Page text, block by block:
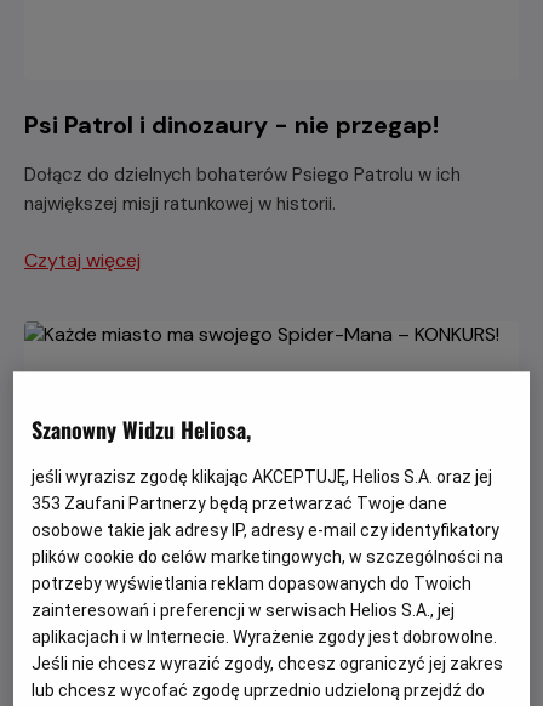
Psi Patrol i dinozaury - nie przegap!
Dołącz do dzielnych bohaterów Psiego Patrolu w ich
największej misji ratunkowej w historii.
Czytaj więcej
Każde miasto ma swojego Spider-Mana –
KONKURS!
Szanowny Widzu Heliosa,
jeśli wyrazisz zgodę klikając AKCEPTUJĘ, Helios S.A. oraz jej
353 Zaufani Partnerzy będą przetwarzać Twoje dane
osobowe takie jak adresy IP, adresy e-mail czy identyfikatory
plików cookie do celów marketingowych, w szczególności na
potrzeby wyświetlania reklam dopasowanych do Twoich
zainteresowań i preferencji w serwisach Helios S.A., jej
aplikacjach i w Internecie. Wyrażenie zgody jest dobrowolne.
Jeśli nie chcesz wyrazić zgody, chcesz ograniczyć jej zakres
lub chcesz wycofać zgodę uprzednio udzieloną przejdź do